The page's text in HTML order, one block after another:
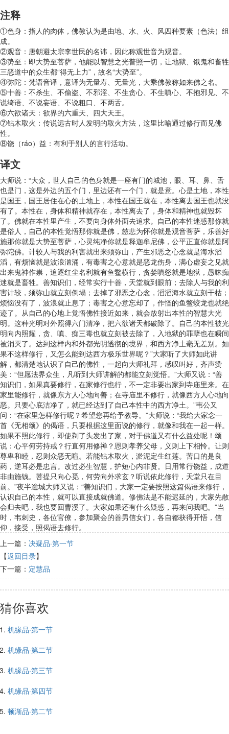
注释
①色身：指人的肉体，佛教认为是由地、水、火、风四种要素（色法）组
成。
②观音：唐朝避太宗李世民的名讳，因此称观世音为观音。
③势至：即大势至菩萨，他能以智慧之光普照一切，让地狱、饿鬼和畜牲
三恶道中的众生都“得无上力”，故名“大势至”。
④弥陀：梵语音译，意译为无量寿、无量光，大乘佛教称如来佛之名。
⑤十善：不杀生、不偷盗、不邪淫、不生贪心、不生嗔心、不抱邪见、不
说绮语、不说妄语、不说粗口、不两舌。
⑥六欲诸天：欲界的六重天、四大天王。
⑦钻木取火：传说远古时人发明的取火方法，这里比喻通过修行而见佛
性。
⑧饶（ráo）益：有利于别人的言行活动。
译文
大师说：“大众，世人自己的色身就是一座有门的城池，眼、耳、鼻、舌
也是门，这是外边的五个门，里边还有一个门，就是意。心是土地，本性
是国王，国王居住在心的土地上，本性在国王就在，本性离去国王也就没
有了。本性在，身体和精神就存在，本性离去了，身体和精神也就毁坏
了。佛就在本性里产生，不要向身体外面去追求。自己的本性迷惑那你就
是俗人，自己的本性觉悟那你就是佛，慈悲为怀你就是观音菩萨，乐善好
施那你就是大势至菩萨，心灵纯净你就是释迦牟尼佛，公平正直你就是阿
弥陀佛。计较人与我的利害就出来须弥山，产生邪恶之心念就是海水滔
滔，有烦恼就是波浪汹涌，有毒害之心意就是恶龙伤身，满心虚妄之见就
出来鬼神作祟，追逐红尘名利就有鱼鳖横行，贪婪嗔怒就是地狱，愚昧痴
迷就是畜牲。善知识们，经常实行十善，天堂就到眼前；去除人与我的利
害计较，须弥山就立刻倒塌；去掉了邪恶之心念，滔滔海水就立刻干枯；
烦恼没有了，波浪就止息了；毒害之心意忘却了，作怪的鱼鳖蛟龙也就绝
迹了。从自己的心地上觉悟佛性接近如来，就会放射出本性的智慧大光
明。这种光明对外照得六门清净，把六欲诸天都破除了。自己的本性被光
明向内照耀，贪、嗔、痴三毒也就立刻被去除了，入地狱的罪孽也在瞬间
被消灭了。达到这样内和外都光明透彻的境界，和西方净土毫无差别。如
果不这样修行，又怎么能到达西方极乐世界呢？”大家听了大师如此讲
解，都清楚地认识了自己的佛性，一起向大师礼拜，感叹叫好，齐声赞
美：“但愿法界众生，凡听到大师讲解的都能立刻觉悟。”大师又说：“善
知识们，如果真要修行，在家修行也行，不一定非要出家到寺庙里来。在
家里能修行，就像东方人心地向善；在寺庙里不修行，就像西方人心地向
恶。只要心底洁净了，就已经达到了自己本性中的西方净土。”韦公又
问：“在家里怎样修行呢？希望您再给予教导。”大师说：“我给大家念一
首《无相颂》的偈语，只要根据这里面说的修行，就像和我在一起一样。
如果不照此修行，即使剃了头发出了家，对于佛道又有什么益处呢！颂
说：心平何劳持戒？行直何用修禅？恩则孝养父母，义则上下相怜。让则
尊卑和睦，忍则众恶无喧。若能钻木取火，淤泥定生红莲。苦口的是良
药，逆耳必是忠言。改过必生智慧，护短心内非贤。日用常行饶益，成道
非由施钱。菩提只向心觅，何劳向外求玄？听说依此修行，天堂只在目
前。”夜半逾城大师又说：“善知识们，大家一定要按照这篇偈语来修行，
认识自己的本性，就可以直接成就佛道。修佛法是不能迟延的，大家先散
会归去吧，我也要回曹溪了。大家如果还有什么疑惑，再来问我吧。”当
时，韦刺史，各位官僚，参加聚会的善男信女们，各自都获得开悟，信
仰，接受，照偈语去修行。
上一篇： 决疑品·第一节
【返回目录】
下一篇： 定慧品
猜你喜欢
机缘品·第一节
机缘品·第二节
机缘品·第三节
机缘品·第四节
顿渐品·第二节